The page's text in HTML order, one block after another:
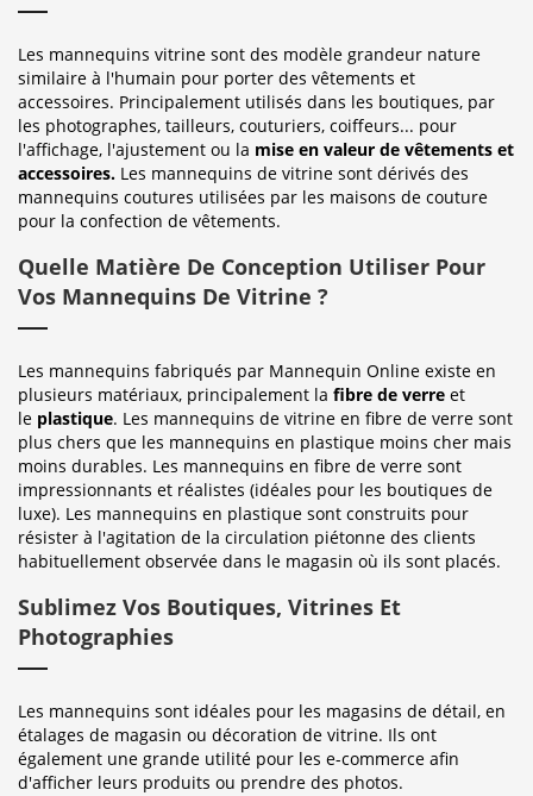
Les mannequins vitrine sont des modèle grandeur nature
similaire à l'humain pour porter des vêtements et
accessoires. Principalement utilisés dans les boutiques, par
les photographes, tailleurs, couturiers, coiffeurs... pour
l'affichage, l'ajustement ou la mise en valeur de vêtements et
accessoires. Les mannequins de vitrine sont dérivés des
mannequins coutures utilisées par les maisons de couture
pour la confection de vêtements.
Quelle Matière De Conception Utiliser Pour
Vos Mannequins De Vitrine ?
Les mannequins fabriqués par Mannequin Online existe en
plusieurs matériaux, principalement la fibre de verre et
le plastique. Les mannequins de vitrine en fibre de verre sont
plus chers que les mannequins en plastique moins cher mais
moins durables. Les mannequins en fibre de verre sont
impressionnants et réalistes (idéales pour les boutiques de
luxe). Les mannequins en plastique sont construits pour
résister à l'agitation de la circulation piétonne des clients
habituellement observée dans le magasin où ils sont placés.
Sublimez Vos Boutiques, Vitrines Et
Photographies
Les mannequins sont idéales pour les magasins de détail, en
étalages de magasin ou décoration de vitrine. Ils ont
également une grande utilité pour les e-commerce afin
d'afficher leurs produits ou prendre des photos.